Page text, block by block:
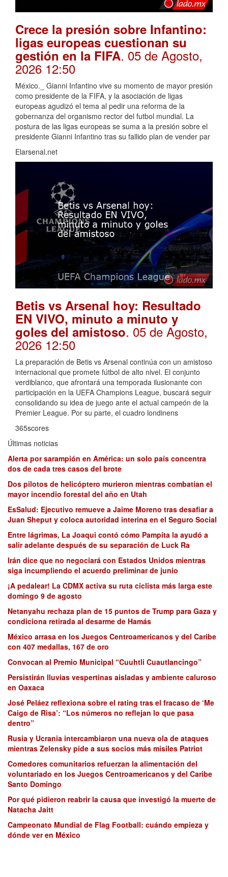
Crece la presión sobre Infantino:
ligas europeas cuestionan su
gestión en la FIFA. 05 de Agosto,
2026 12:50
México._ Gianni Infantino vive su momento de mayor presión
como presidente de la FIFA, y la asociación de ligas
europeas agudizó el tema al pedir una reforma de la
gobernanza del organismo rector del futbol mundial. La
postura de las ligas europeas se suma a la presión sobre el
presidente Gianni Infantino tras su fallido plan de vender par
Elarsenal.net
Betis vs Arsenal hoy: Resultado
EN VIVO, minuto a minuto y
goles del amistoso. 05 de Agosto,
2026 12:50
La preparación de Betis vs Arsenal continúa con un amistoso
internacional que promete fútbol de alto nivel. El conjunto
verdiblanco, que afrontará una temporada ilusionante con
participación en la UEFA Champions League, buscará seguir
consolidando su idea de juego ante el actual campeón de la
Premier League. Por su parte, el cuadro londinens
365scores
Últimas noticias
Alerta por sarampión en América: un solo país concentra
dos de cada tres casos del brote
Dos pilotos de helicóptero murieron mientras combatían el
mayor incendio forestal del año en Utah
EsSalud: Ejecutivo remueve a Jaime Moreno tras desafiar a
Juan Sheput y coloca autoridad interina en el Seguro Social
Entre lágrimas, La Joaqui contó cómo Pampita la ayudó a
salir adelante después de su separación de Luck Ra
Irán dice que no negociará con Estados Unidos mientras
siga incumpliendo el acuerdo preliminar de junio
¡A pedalear! La CDMX activa su ruta ciclista más larga este
domingo 9 de agosto
Netanyahu rechaza plan de 15 puntos de Trump para Gaza y
condiciona retirada al desarme de Hamás
México arrasa en los Juegos Centroamericanos y del Caribe
con 407 medallas, 167 de oro
Convocan al Premio Municipal “Cuuhtli Cuautlancingo”
Persistirán lluvias vespertinas aisladas y ambiente caluroso
en Oaxaca
José Peláez reflexiona sobre el rating tras el fracaso de ‘Me
Caigo de Risa’: “Los números no reflejan lo que pasa
dentro”
Rusia y Ucrania intercambiaron una nueva ola de ataques
mientras Zelensky pide a sus socios más misiles Patriot
Comedores comunitarios refuerzan la alimentación del
voluntariado en los Juegos Centroamericanos y del Caribe
Santo Domingo
Por qué pidieron reabrir la causa que investigó la muerte de
Natacha Jaitt
Campeonato Mundial de Flag Football: cuándo empieza y
dónde ver en México